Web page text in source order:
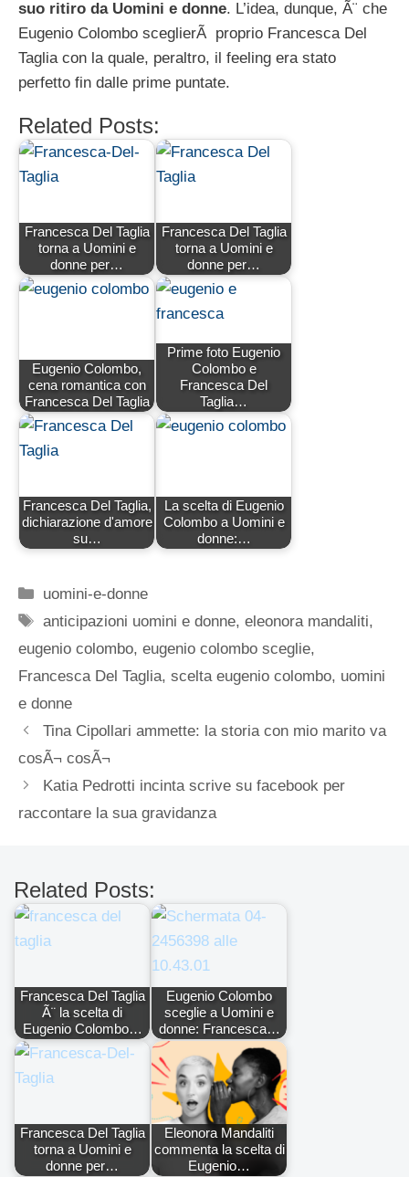
suo ritiro da Uomini e donne. L’idea, dunque, Ã¨ che
Eugenio Colombo sceglierÃ proprio Francesca Del
Taglia con la quale, peraltro, il feeling era stato
perfetto fin dalle prime puntate.
Related Posts:
Francesca Del Taglia
torna a Uomini e
donne per…
Francesca Del Taglia
torna a Uomini e
donne per…
Eugenio Colombo,
cena romantica con
Francesca Del Taglia
Prime foto Eugenio
Colombo e
Francesca Del
Taglia…
Francesca Del Taglia,
dichiarazione d'amore
su…
La scelta di Eugenio
Colombo a Uomini e
donne:…
Categorie
uomini-e-donne
Tag
anticipazioni uomini e donne,eleonora mandaliti,
eugenio colombo, eugenio colombo sceglie,
Francesca Del Taglia, scelta eugenio colombo, uomini
e donne
Tina Cipollari ammette: la storia con mio marito va
cosÃ¬ cosÃ¬
Katia Pedrotti incinta scrive su facebook per
raccontare la sua gravidanza
Related Posts:
Francesca Del Taglia
Ã¨ la scelta di
Eugenio Colombo…
Eugenio Colombo
sceglie a Uomini e
donne: Francesca…
Francesca Del Taglia
torna a Uomini e
donne per…
Eleonora Mandaliti
commenta la scelta di
Eugenio…